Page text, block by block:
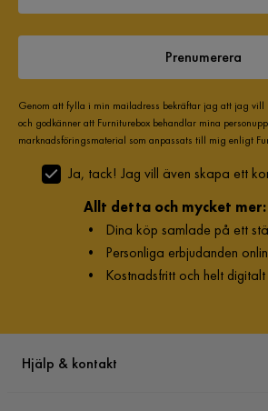
Prenumerera
Genom att fylla i min mailadress bekräftar jag att jag vill
och godkänner att Furniturebox behandlar mina
marknadsföringsmaterial som anpassats till mig enligt
Ja, tack! Jag vill även skapa ett
Allt detta och mycket mer:
• Dina köp samlade på ett
• Personliga erbjudanden
• Kostnadsfritt och helt digitalt
Hjälp & kontakt